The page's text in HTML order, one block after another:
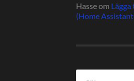
Hasseom
(Home